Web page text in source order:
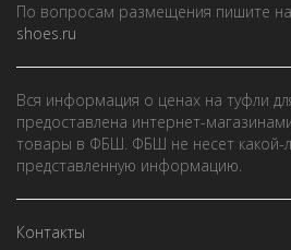
По вопросам размещения пишите на
shoes.ru
Вся информация о ценах на туфли
предоставлена интернет-
товары в ФБШ. ФБШ не несет какой-
представленную информацию.
Контакты